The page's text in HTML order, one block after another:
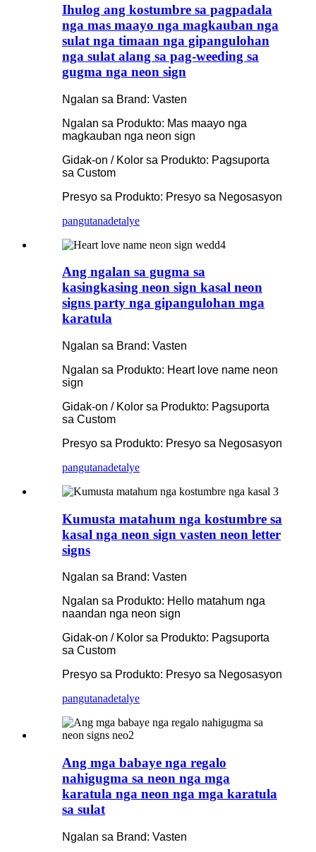
Ihulog ang kostumbre sa pagpadala
nga mas maayo nga magkauban nga
sulat nga timaan nga gipangulohan
nga sulat alang sa pag-weeding sa
gugma nga neon sign
Ngalan sa Brand: Vasten
Ngalan sa Produkto: Mas maayo nga
magkauban nga neon sign
Gidak-on / Kolor sa Produkto: Pagsuporta
sa Custom
Presyo sa Produkto: Presyo sa Negosasyon
pangutanadetalye
Ang ngalan sa gugma sa
kasingkasing neon sign kasal neon
signs party nga gipangulohan mga
karatula
Ngalan sa Brand: Vasten
Ngalan sa Produkto: Heart love name neon
sign
Gidak-on / Kolor sa Produkto: Pagsuporta
sa Custom
Presyo sa Produkto: Presyo sa Negosasyon
pangutanadetalye
Kumusta matahum nga kostumbre sa
kasal nga neon sign vasten neon letter
signs
Ngalan sa Brand: Vasten
Ngalan sa Produkto: Hello matahum nga
naandan nga neon sign
Gidak-on / Kolor sa Produkto: Pagsuporta
sa Custom
Presyo sa Produkto: Presyo sa Negosasyon
pangutanadetalye
Ang mga babaye nga regalo
nahigugma sa neon nga mga
karatula nga neon nga mga karatula
sa sulat
Ngalan sa Brand: Vasten